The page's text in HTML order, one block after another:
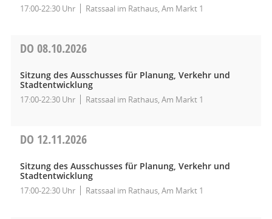
17:00-22:30 Uhr Ratssaal im Rathaus, Am Markt 1
DO 08.10.2026
Sitzung des Ausschusses für Planung, Verkehr und
Stadtentwicklung
17:00-22:30 Uhr Ratssaal im Rathaus, Am Markt 1
DO 12.11.2026
Sitzung des Ausschusses für Planung, Verkehr und
Stadtentwicklung
17:00-22:30 Uhr Ratssaal im Rathaus, Am Markt 1